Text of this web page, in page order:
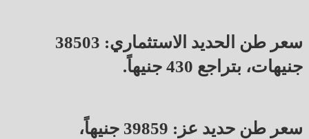
سعر طن الحديد الاستثماري: 38503
جنيهات، بتراجع 430 جنيهاً.
سعر طن حديد عز: 39859 جنيهاً،